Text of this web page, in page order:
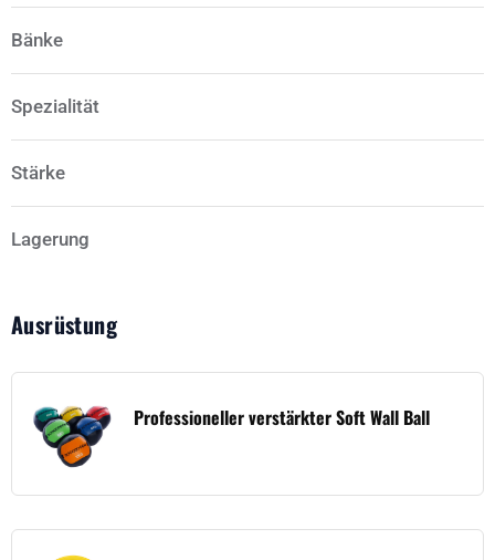
Bänke
Spezialität
Stärke
Lagerung
Ausrüstung
Professioneller verstärkter Soft Wall Ball